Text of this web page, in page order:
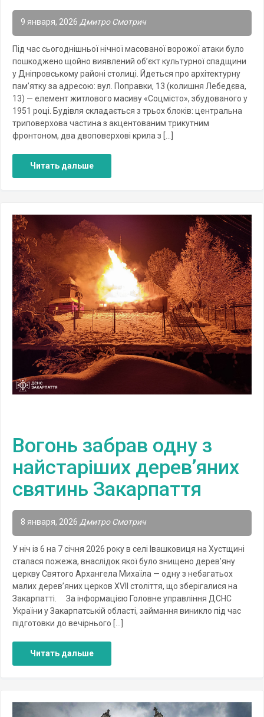
9 января, 2026 Дмитро Смотрич
Під час сьогоднішньої нічної масованої ворожої атаки було
пошкоджено щойно виявлений об’єкт культурної спадщини
у Дніпровському районі столиці. Йдеться про архітектурну
пам’ятку за адресою: вул. Поправки, 13 (колишня Лебедєва,
13) — елемент житлового масиву «Соцмісто», збудованого у
1951 році. Будівля складається з трьох блоків: центральна
триповерхова частина з акцентованим трикутним
фронтоном, два двоповерхові крила з […]
Читать дальше
Вогонь забрав одну з
найстаріших дерев’яних
святинь Закарпаття
8 января, 2026 Дмитро Смотрич
У ніч із 6 на 7 січня 2026 року в селі Івашковиця на Хустщині
сталася пожежа, внаслідок якої було знищено дерев’яну
церкву Святого Архангела Михаїла — одну з небагатьох
малих дерев’яних церков XVII століття, що зберігалися на
Закарпатті. ⠀ За інформацією Головне управління ДСНС
України у Закарпатській області, займання виникло під час
підготовки до вечірнього […]
Читать дальше